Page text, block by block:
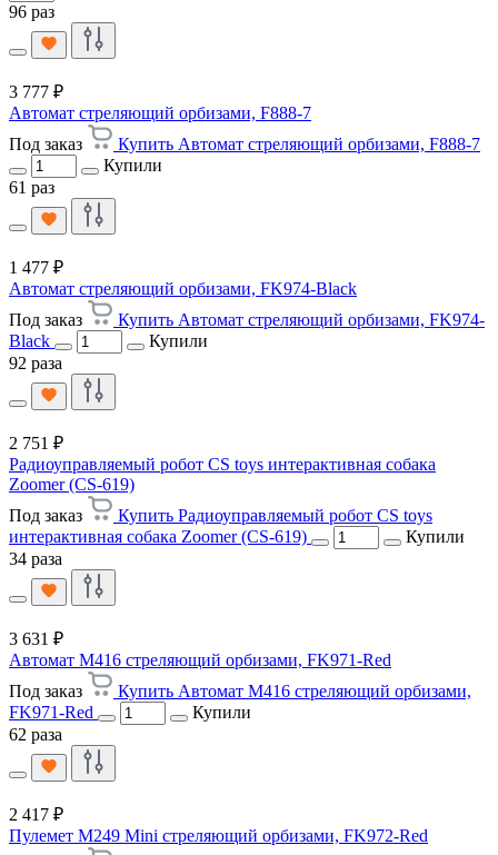
96 раз
3 777 ₽
Автомат стреляющий орбизами, F888-7
Под заказ
Купить Автомат стреляющий орбизами, F888-7
Купили
61 раз
1 477 ₽
Автомат стреляющий орбизами, FK974-Black
Под заказ
Купить Автомат стреляющий орбизами, FK974-
Black
Купили
92 раза
2 751 ₽
Радиоуправляемый робот CS toys интерактивная собака
Zoomer (CS-619)
Под заказ
Купить Радиоуправляемый робот CS toys
интерактивная собака Zoomer (CS-619)
Купили
34 раза
3 631 ₽
Автомат M416 стреляющий орбизами, FK971-Red
Под заказ
Купить Автомат M416 стреляющий орбизами,
FK971-Red
Купили
62 раза
2 417 ₽
Пулемет M249 Mini стреляющий орбизами, FK972-Red